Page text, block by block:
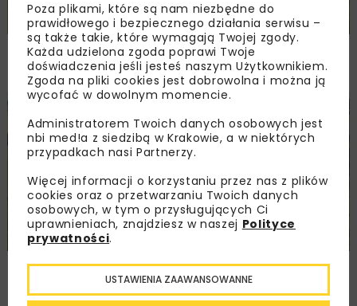
Remont nawierzchni na węzłach A4.
Przetarg obejmuje pięć węzłów
Ponownie wybrano ofertę na budowę A2
Biała Podlaska–Kijowiec
Poza plikami, które są nam niezbędne do
prawidłowego i bezpiecznego działania serwisu –
są także takie, które wymagają Twojej zgody.
Każda udzielona zgoda poprawi Twoje
doświadczenia jeśli jesteś naszym Użytkownikiem.
Zgoda na pliki cookies jest dobrowolna i można ją
wycofać w dowolnym momencie.
Administratorem Twoich danych osobowych jest
nbi med!a z siedzibą w Krakowie, a w niektórych
przypadkach nasi Partnerzy.
Więcej informacji o korzystaniu przez nas z plików
cookies oraz o przetwarzaniu Twoich danych
osobowych, w tym o przysługujących Ci
uprawnieniach, znajdziesz w naszej Polityce
prywatności.
USTAWIENIA ZAAWANSOWANNE